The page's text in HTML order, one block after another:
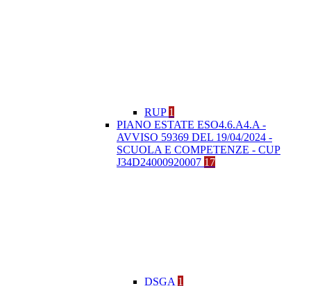
RUP 1
PIANO ESTATE ESO4.6.A4.A -
AVVISO 59369 DEL 19/04/2024 -
SCUOLA E COMPETENZE - CUP
J34D24000920007 17
DSGA 1